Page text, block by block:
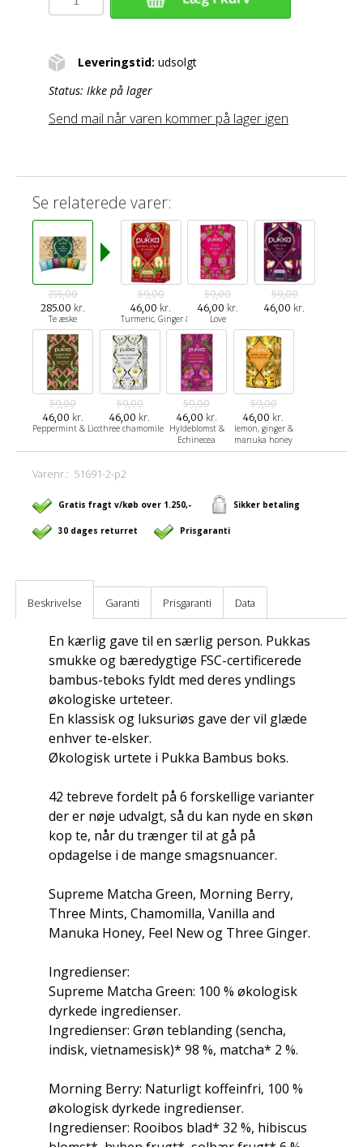
Leveringstid: udsolgt
Status: Ikke på lager
Send mail når varen kommer på lager igen
Se relaterede varer:
355,00
285.00 kr.
Te æske
59,00
46,00 kr.
Turmeric, Ginger & Orange te
59,00
46,00 kr.
Love
59,00
46,00 kr.
59,00
46,00 kr.
Peppermint & Licorice
59,00
46,00 kr.
three chamomile
59,00
46,00 kr.
Hyldeblomst &
Echinecea
59,00
46,00 kr.
lemon, ginger &
manuka honey
Varenr.: 51691-2-p2
Gratis fragt v/køb over 1.250,- Sikker betaling
30 dages returret Prisgaranti
Beskrivelse Garanti Prisgaranti Data
En kærlig gave til en særlig person. Pukkas
smukke og bæredygtige FSC-certificerede
bambus-teboks fyldt med deres yndlings
økologiske urteteer.
En klassisk og luksuriøs gave der vil glæde
enhver te-elsker.
Økologisk urtete i Pukka Bambus boks.
42 tebreve fordelt på 6 forskellige varianter
der er nøje udvalgt, så du kan nyde en skøn
kop te, når du trænger til at gå på
opdagelse i de mange smagsnuancer.
Supreme Matcha Green, Morning Berry,
Three Mints, Chamomilla, Vanilla and
Manuka Honey, Feel New og Three Ginger.
Ingredienser:
Supreme Matcha Green: 100 % økologisk
dyrkede ingredienser.
Ingredienser: Grøn teblanding (sencha,
indisk, vietnamesisk)* 98 %, matcha* 2 %.
Morning Berry: Naturligt koffeinfri, 100 %
økologisk dyrkede ingredienser.
Ingredienser: Rooibos blad* 32 %, hibiscus